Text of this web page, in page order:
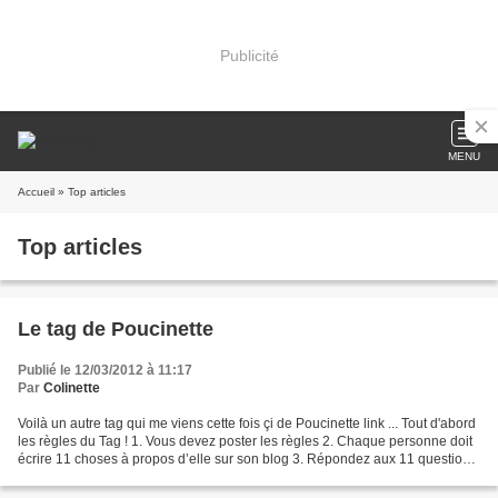
Publicité
MENU
Accueil » Top articles
Top articles
Le tag de Poucinette
Publié le 12/03/2012 à 11:17
Par Colinette
Voilà un autre tag qui me viens cette fois çi de Poucinette link ... Tout d'abord
les règles du Tag ! 1. Vous devez poster les règles 2. Chaque personne doit
écrire 11 choses à propos d’elle sur son blog 3. Répondez aux 11 questions